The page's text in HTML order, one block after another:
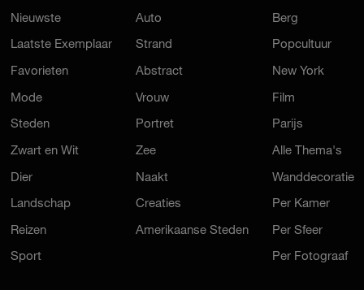
Nieuwste
Laatste Exemplaar
Favorieten
Mode
Steden
Zwart en Wit
Dier
Landschap
Reizen
Sport
Auto
Strand
Abstract
Vrouw
Portret
Zee
Naakt
Creaties
Amerikaanse Steden
Berg
Popcultuur
New York
Film
Parijs
Alle Thema's
Wanddecoratie
Per Kamer
Per Sfeer
Per Fotograaf